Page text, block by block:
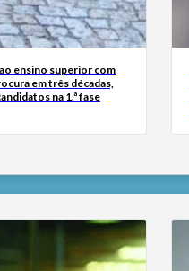
ensino superior com
em três décadas,
na 1.ª fase